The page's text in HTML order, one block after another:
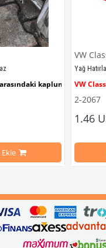
gelen güneş
Uyumludur
arasındaki kaplumbağa
VW
Yağ
VW
1960-
2-2067
1.46